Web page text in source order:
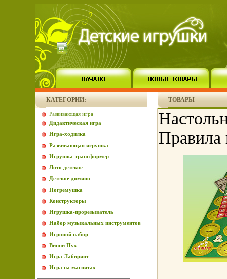
КАТЕГОРИИ:
Развивающая игра
Дидактическая игра
Игра-ходилка
Развивающая игрушка
Игрушка-трансформер
Лото детское
Детское домино
Погремушка
Конструкторы
Игрушка-прорезыватель
Набор музыкальных инструментов
Игровой набор
Винни Пух
Игра Лабиринт
Игра на магнитах
ТОВАРЫ